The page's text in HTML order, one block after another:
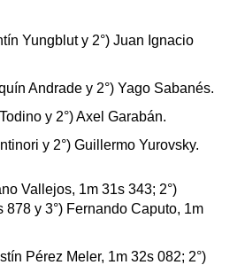
Yungblut y 2°) Juan Ignacio
Andrade y 2°) Yago Sabanés.
y 2°) Axel Garabán.
y 2°) Guillermo Yurovsky.
Vallejos, 1m 31s 343; 2°)
y 3°) Fernando Caputo, 1m
Pérez Meler, 1m 32s 082; 2°)